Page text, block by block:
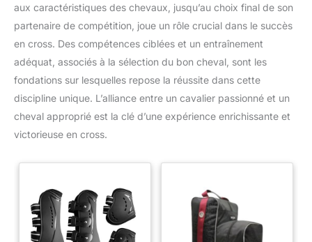
aux caractéristiques des chevaux, jusqu’au choix final de son
partenaire de compétition, joue un rôle crucial dans le succès
en cross. Des compétences ciblées et un entraînement
adéquat, associés à la sélection du bon cheval, sont les
fondations sur lesquelles repose la réussite dans cette
discipline unique. L’alliance entre un cavalier passionné et un
cheval approprié est la clé d’une expérience enrichissante et
victorieuse en cross.